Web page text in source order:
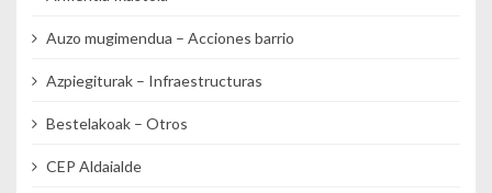
Auzo mugimendua – Acciones barrio
Azpiegiturak – Infraestructuras
Bestelakoak – Otros
CEP Aldaialde